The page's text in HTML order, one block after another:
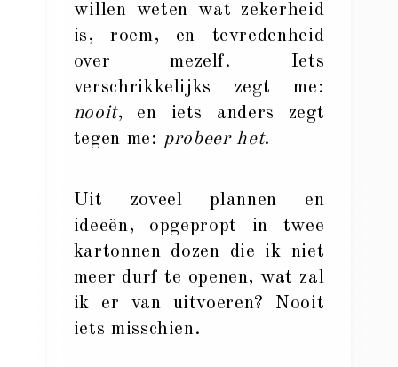
willen weten wat zekerheid
is, roem, en tevredenheid
over mezelf. Iets
verschrikkelijks zegt me:
nooit, en iets anders zegt
tegen me: probeer het.
Uit zoveel plannen en
ideeën, opgepropt in twee
kartonnen dozen die ik niet
meer durf te openen, wat zal
ik er van uitvoeren? Nooit
iets misschien.